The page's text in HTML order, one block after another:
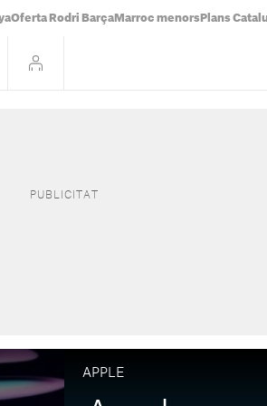
Oferta Rodri Barça Marroc menors Plans
APPLE